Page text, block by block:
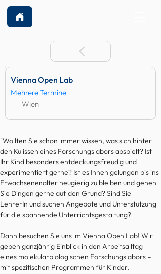
Vienna Open Lab
Mehrere Termine
Wien
"Wollten Sie schon immer wissen, was sich hinter
den Kulissen eines Forschungslabors abspielt? Ist
Ihr Kind besonders entdeckungsfreudig und
experimentiert gerne? Ist es Ihnen gelungen bis ins
Erwachsenenalter neugierig zu bleiben und gehen
Sie Dingen gerne auf den Grund? Sind Sie
LehrerIn und suchen Angebote und Unterstützung
für die spannende Unterrichtsgestaltung?
Dann besuchen Sie uns im Vienna Open Lab! Wir
geben ganzjährig Einblick in den Arbeitsalltag
eines molekularbiologischen Forschungslabors –
mit spezifischen Programmen für Kinder,